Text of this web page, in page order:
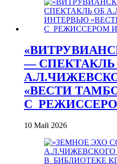
— СПЕКТАКЛЬ
«ВЕСТИ
10 Май 2026